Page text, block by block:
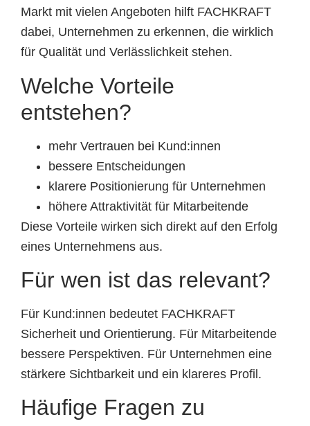
Markt mit vielen Angeboten hilft FACHKRAFT
dabei, Unternehmen zu erkennen, die wirklich
für Qualität und Verlässlichkeit stehen.
Welche Vorteile
entstehen?
mehr Vertrauen bei Kund:innen
bessere Entscheidungen
klarere Positionierung für Unternehmen
höhere Attraktivität für Mitarbeitende
Diese Vorteile wirken sich direkt auf den Erfolg
eines Unternehmens aus.
Für wen ist das relevant?
Für Kund:innen bedeutet FACHKRAFT
Sicherheit und Orientierung. Für Mitarbeitende
bessere Perspektiven. Für Unternehmen eine
stärkere Sichtbarkeit und ein klareres Profil.
Häufige Fragen zu